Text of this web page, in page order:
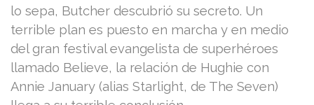
lo sepa, Butcher descubrió su secreto. Un
terrible plan es puesto en marcha y en medio
del gran festival evangelista de superhéroes
llamado Believe, la relación de Hughie con
Annie January (alias Starlight, de The Seven)